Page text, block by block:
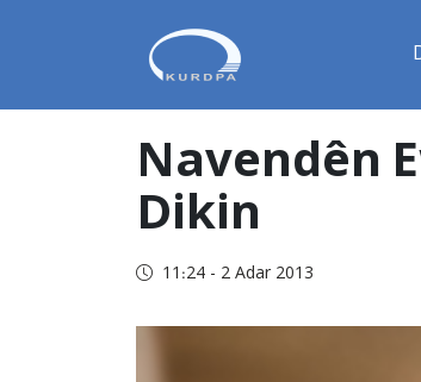
Navendên
Dikin
11:24 - 2 Adar 2013